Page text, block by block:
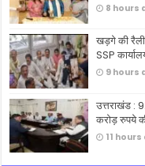
8 hours
खड़गे की
SSP
9 hours
उत्तराखंड :
करोड़ रुपये
11